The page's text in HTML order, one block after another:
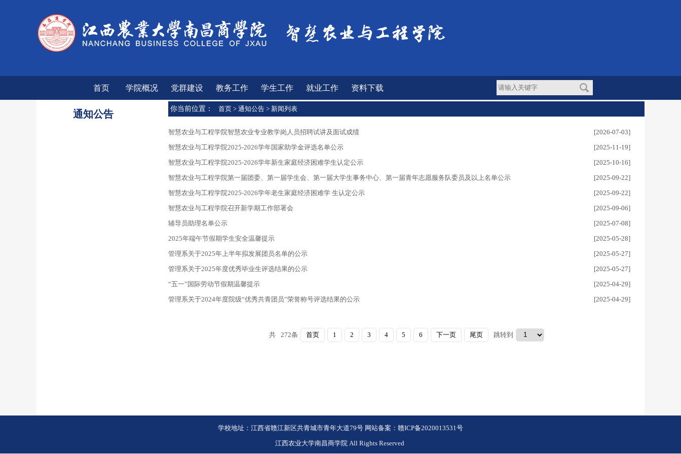
首页 学院概况 党群建设 教务工作 学生工作 就业工作 资料下载
通知公告 你当前位置： 首页 > 通知公告 > 新闻列表
智慧农业与工程学院智慧农业专业教学岗人员招聘试讲及面试成绩
[2026-07-03]
智慧农业与工程学院2025-2026学年国家助学金评选名单公示
[2025-11-19]
智慧农业与工程学院2025-2026学年新生家庭经济困难学生认定公示
[2025-10-16]
智慧农业与工程学院第一届团委、第一届学生会、第一届大学生事务中心、第一届青年志愿服务队委员及以上名单公示
[2025-09-22]
智慧农业与工程学院2025-2026学年老生家庭经济困难学 生认定公示
[2025-09-22]
智慧农业与工程学院召开新学期工作部署会
[2025-09-06]
辅导员助理名单公示
[2025-07-08]
2025年端午节假期学生安全温馨提示
[2025-05-28]
管理系关于2025年上半年拟发展团员名单的公示
[2025-05-27]
管理系关于2025年度优秀毕业生评选结果的公示
[2025-05-27]
“五一”国际劳动节假期温馨提示
[2025-04-29]
管理系关于2024年度院级“优秀共青团员”荣誉称号评选结果的公示
[2025-04-29]
共 272条 首页 1 2 3 4 5 6 下一页 尾页 跳转到
学校地址：江西省赣江新区共青城市青年大道79号 网站备案：赣ICP备2020013531号
江西农业大学南昌商学院 All Rights Reserved